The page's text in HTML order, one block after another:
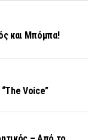
και Μπόμπα!
Voice”